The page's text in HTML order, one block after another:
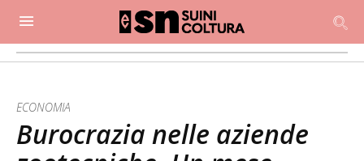
ECONOMIA
Burocrazia nelle aziende